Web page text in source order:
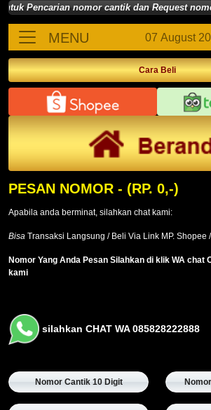
Pencarian nomor cantik dan Request
MENU 07 August
Cara Beli
PESAN NOMOR - (RP. 0,-)
Apabila anda berminat, silahkan chat kami:
Bisa Transaksi Langsung / Beli Via Link MP. Shopee
Nomor Yang Anda Pesan Silahkan di klik WA chat
kami
silahkan CHAT WA 085828222888
Nomor Cantik 10 Digit